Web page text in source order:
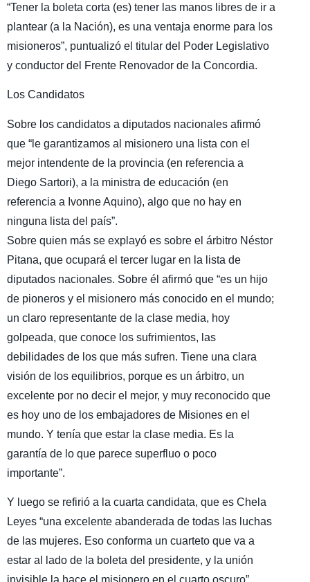
“Tener la boleta corta (es) tener las manos libres de ir a
plantear (a la Nación), es una ventaja enorme para los
misioneros”, puntualizó el titular del Poder Legislativo
y conductor del Frente Renovador de la Concordia.
Los Candidatos
Sobre los candidatos a diputados nacionales afirmó
que “le garantizamos al misionero una lista con el
mejor intendente de la provincia (en referencia a
Diego Sartori), a la ministra de educación (en
referencia a Ivonne Aquino), algo que no hay en
ninguna lista del país”.
Sobre quien más se explayó es sobre el árbitro Néstor
Pitana, que ocupará el tercer lugar en la lista de
diputados nacionales. Sobre él afirmó que “es un hijo
de pioneros y el misionero más conocido en el mundo;
un claro representante de la clase media, hoy
golpeada, que conoce los sufrimientos, las
debilidades de los que más sufren. Tiene una clara
visión de los equilibrios, porque es un árbitro, un
excelente por no decir el mejor, y muy reconocido que
es hoy uno de los embajadores de Misiones en el
mundo. Y tenía que estar la clase media. Es la
garantía de lo que parece superfluo o poco
importante”.
Y luego se refirió a la cuarta candidata, que es Chela
Leyes “una excelente abanderada de todas las luchas
de las mujeres. Eso conforma un cuarteto que va a
estar al lado de la boleta del presidente, y la unión
invisible la hace el misionero en el cuarto oscuro”.